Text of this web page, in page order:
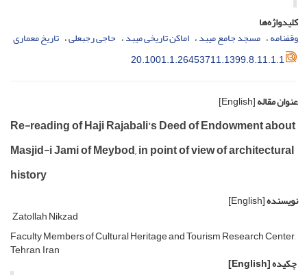
کلیدواژه‌ها
وقف­نامه مسجد جامع میبد اماکن تاریخی میبد حاجی رجبعلی تاریخ معماری
20.1001.1.26453711.1399.8.11.1.1
عنوان مقاله[English]
Re-reading of Haji Rajabali's Deed of Endowment about
Masjid-i Jami of Meybod, in point of view of architectural
history
نویسنده[English]
Zatollah Nikzad
Faculty Members of Cultural Heritage and Tourism Research Center,
Tehran, Iran
چکیده[English]